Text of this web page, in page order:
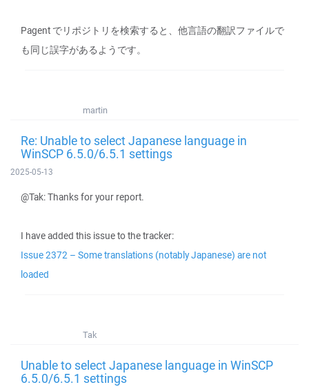
Pagent でリポジトリを検索すると、他言語の翻訳ファイルで
も同じ誤字があるようです。
martin
Re: Unable to select Japanese language in
WinSCP 6.5.0/6.5.1 settings
2025-05-13
@Tak: Thanks for your report.
I have added this issue to the tracker:
Issue 2372 – Some translations (notably Japanese) are not
loaded
Tak
Unable to select Japanese language in WinSCP
6.5.0/6.5.1 settings